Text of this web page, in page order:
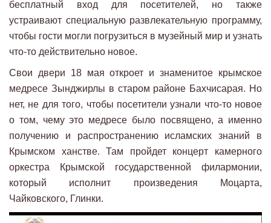
бесплатный вход для посетителей, но также
устраивают специальную развлекательную программу,
чтобы гости могли погрузиться в музейный мир и узнать
что-то действительно новое.
Свои двери 18 мая откроет и знаменитое крымское
медресе Зынджирлы в старом районе Бахчисарая. Но
нет, не для того, чтобы посетители узнали что-то новое
о том, чему это медресе было посвящено, а именно
получению и распространению исламских знаний в
Крымском ханстве. Там пройдет концерт камерного
оркестра Крымской государственной филармонии,
который исполнит произведения Моцарта,
Чайковского, Глинки.